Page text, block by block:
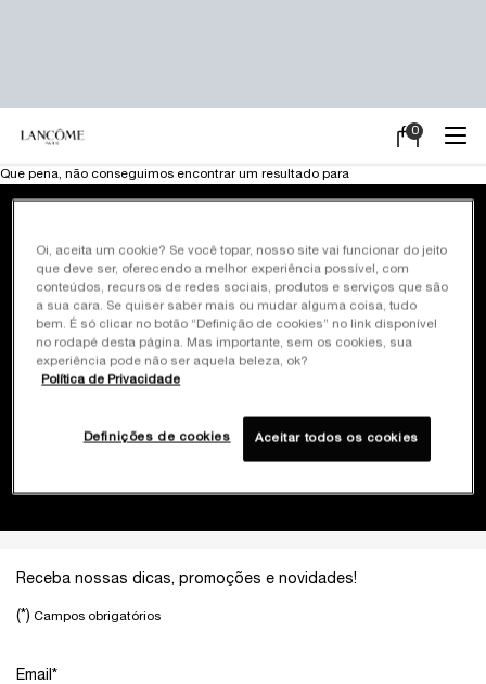
Meu
0
0 product in
Main content
Que pena, não conseguimos encontrar um resultado para
Site oficial
Brindes exclusivos*
em promoções
selecionadas
e ganhe 10% off
Receba nossas dicas, promoções e novidades!
(*) Campos obrigatórios
Email *
Oi, aceita um cookie? Se você topar, nosso site vai funcionar do jeito
que deve ser, oferecendo a melhor experiência possível, com
conteúdos, recursos de redes sociais, produtos e serviços que são
a sua cara. Se quiser saber mais ou mudar alguma coisa, tudo
bem. É só clicar no botão “Definição de cookies” no link disponível
no rodapé desta página. Mas importante, sem os cookies, sua
experiência pode não ser aquela beleza, ok?
Política de Privacidade
Definições de cookies Aceitar todos os cookies